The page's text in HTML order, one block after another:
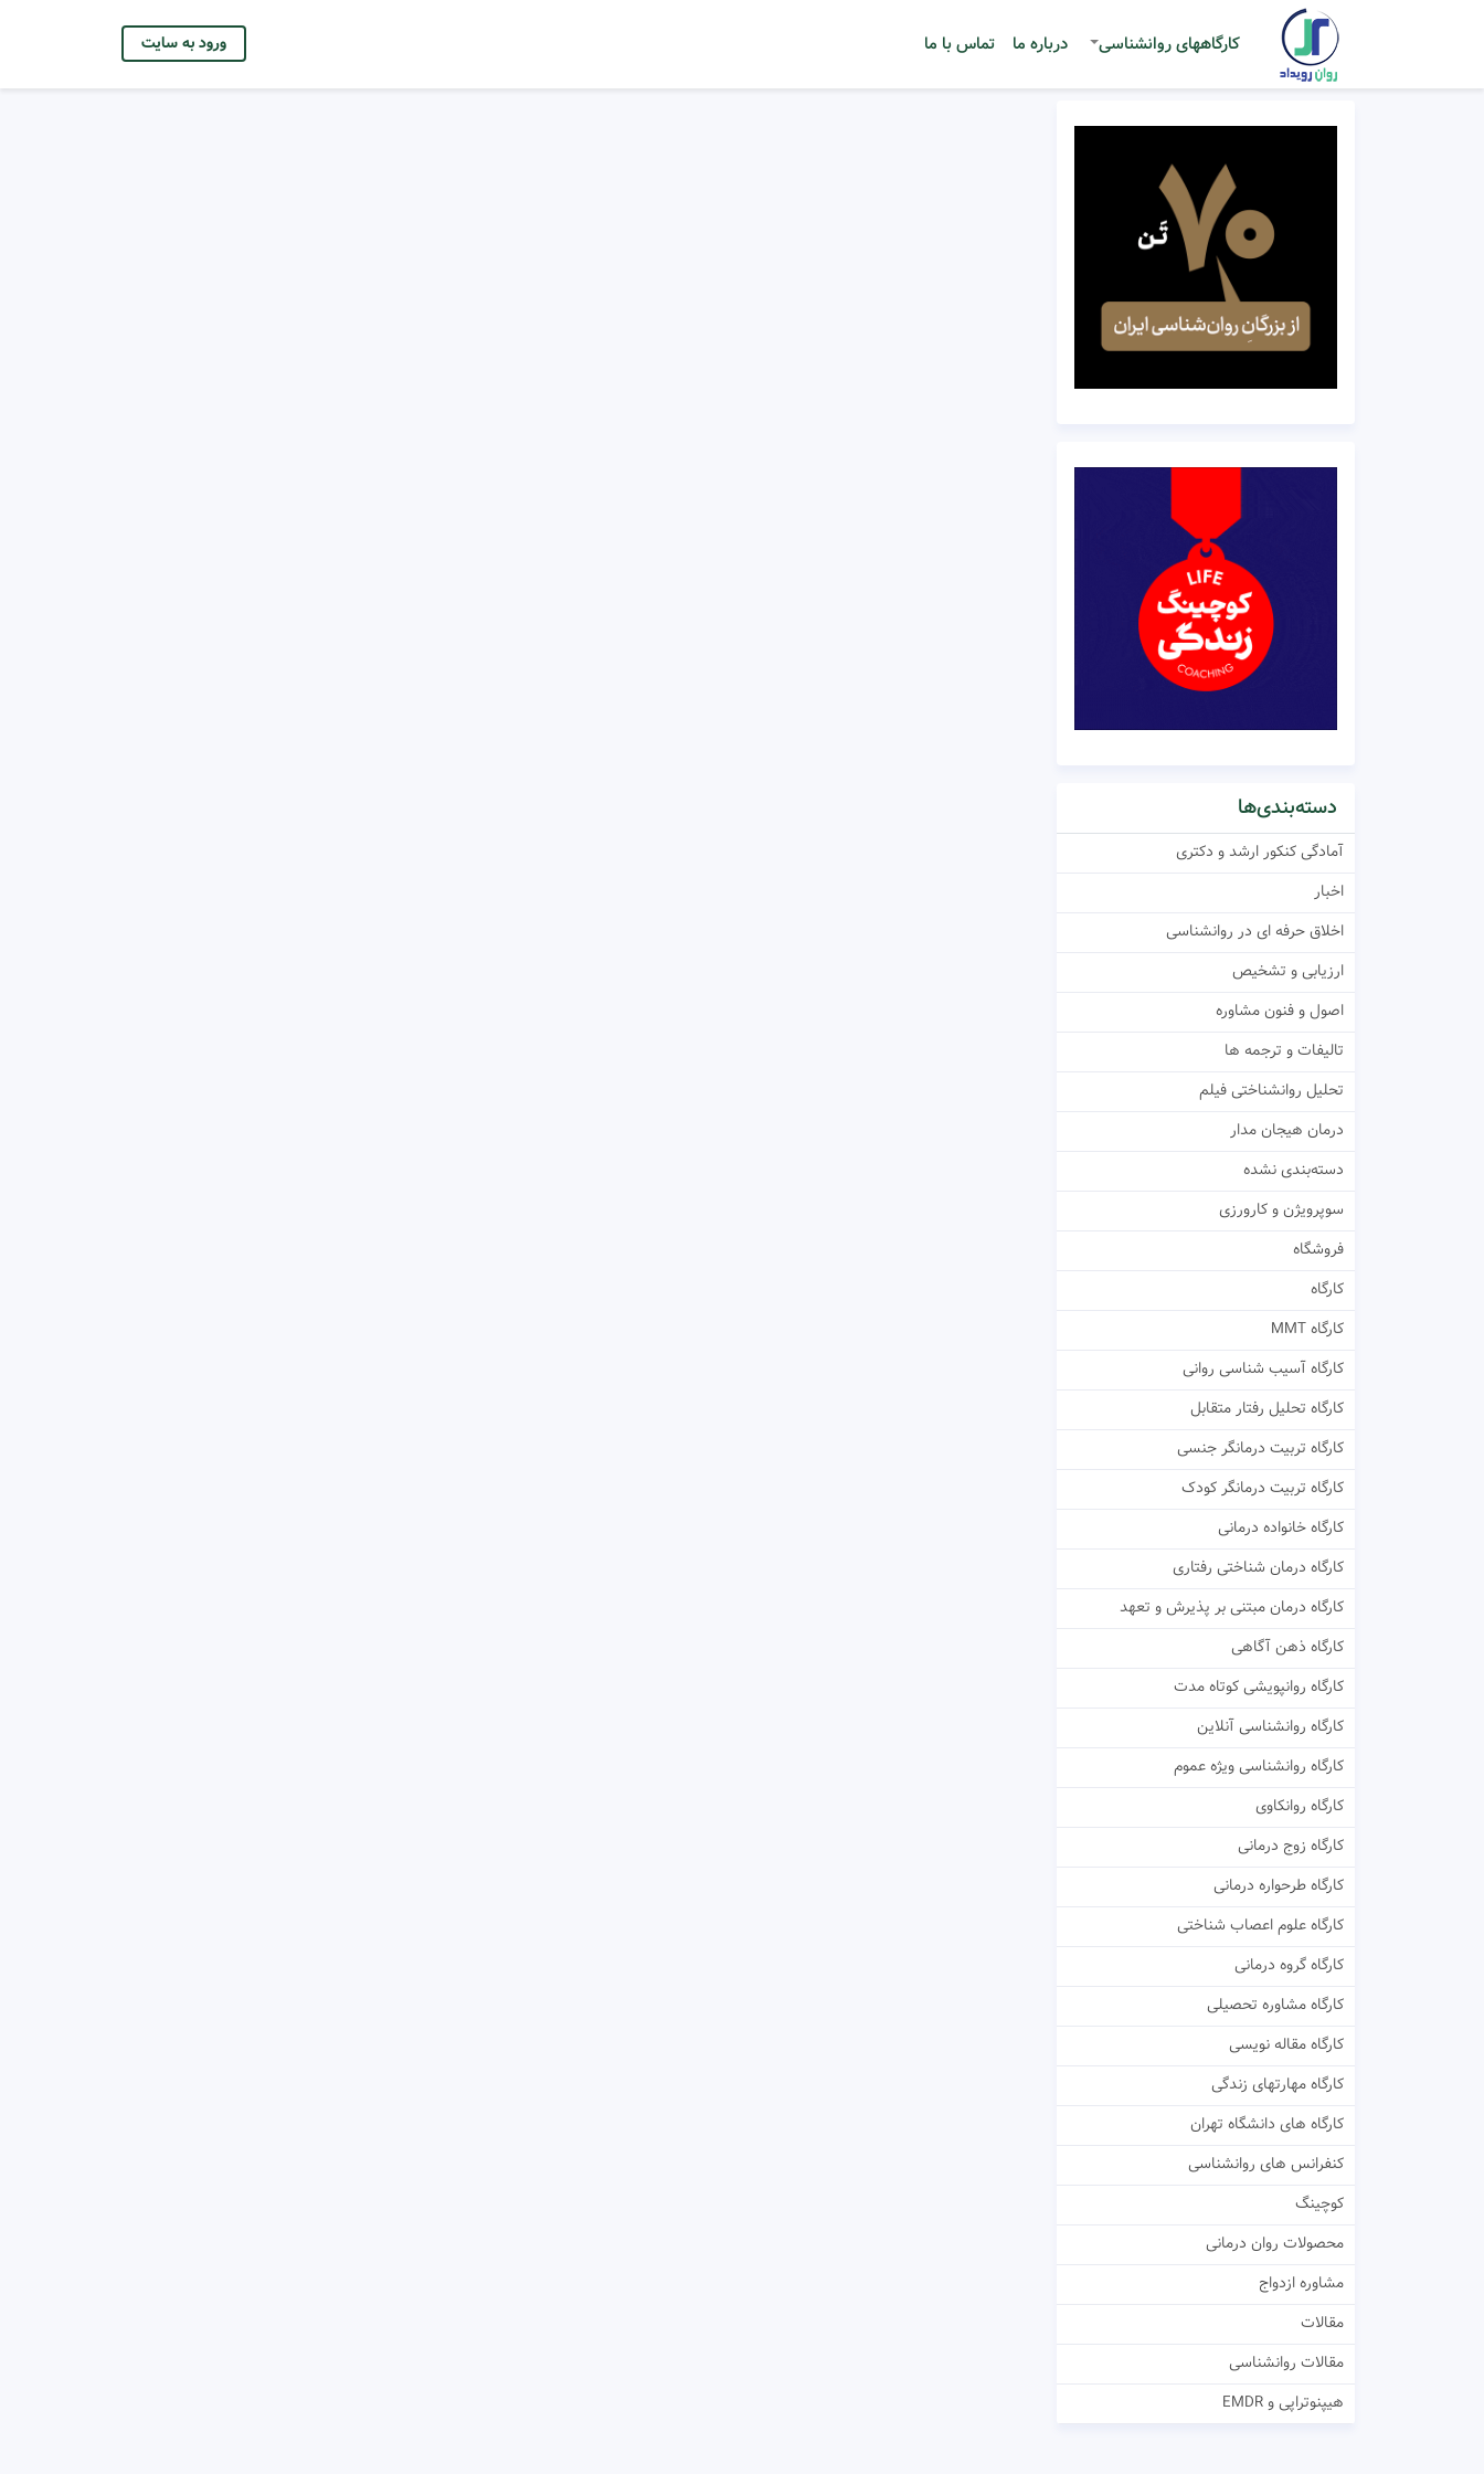
کارگاههای روانشناسی درباره ما تماس با ما ورود به سایت
دسته‌بندی‌ها
آمادگی کنکور ارشد و دکتری
اخبار
اخلاق حرفه ای در روانشناسی
ارزیابی و تشخیص
اصول و فنون مشاوره
تالیفات و ترجمه ها
تحلیل روانشناختی فیلم
درمان هیجان مدار
دسته‌بندی نشده
سوپرویژن و کارورزی
فروشگاه
کارگاه
کارگاه MMT
کارگاه آسیب شناسی روانی
کارگاه تحلیل رفتار متقابل
کارگاه تربیت درمانگر جنسی
کارگاه تربیت درمانگر کودک
کارگاه خانواده درمانی
کارگاه درمان شناختی رفتاری
کارگاه درمان مبتنی بر پذیرش و تعهد
کارگاه ذهن آگاهی
کارگاه روانپویشی کوتاه مدت
کارگاه روانشناسی آنلاین
کارگاه روانشناسی ویژه عموم
کارگاه روانکاوی
کارگاه زوج درمانی
کارگاه طرحواره درمانی
کارگاه علوم اعصاب شناختی
کارگاه گروه درمانی
کارگاه مشاوره تحصیلی
کارگاه مقاله نویسی
کارگاه مهارتهای زندگی
کارگاه های دانشگاه تهران
کنفرانس های روانشناسی
کوچینگ
محصولات روان درمانی
مشاوره ازدواج
مقالات
مقالات روانشناسی
هیپنوتراپی و EMDR